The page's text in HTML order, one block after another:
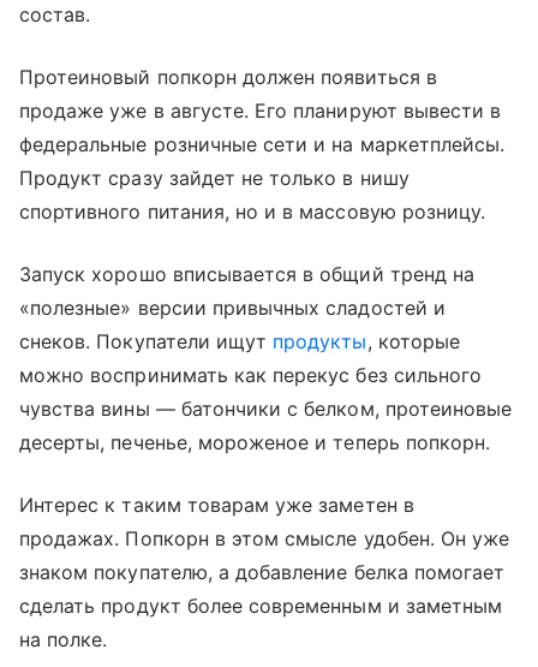
состав.
Протеиновый попкорн должен появиться в
продаже уже в августе. Его планируют вывести в
федеральные розничные сети и на маркетплейсы.
Продукт сразу зайдет не только в нишу
спортивного питания, но и в массовую розницу.
Запуск хорошо вписывается в общий тренд на
«полезные» версии привычных сладостей и
снеков. Покупатели ищут продукты, которые
можно воспринимать как перекус без сильного
чувства вины — батончики с белком, протеиновые
десерты, печенье, мороженое и теперь попкорн.
Интерес к таким товарам уже заметен в
продажах. Попкорн в этом смысле удобен. Он уже
знаком покупателю, а добавление белка помогает
сделать продукт более современным и заметным
на полке.